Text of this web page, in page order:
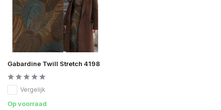
Gabardine Twill Stretch 4198
Vergelijk
Op voorraad